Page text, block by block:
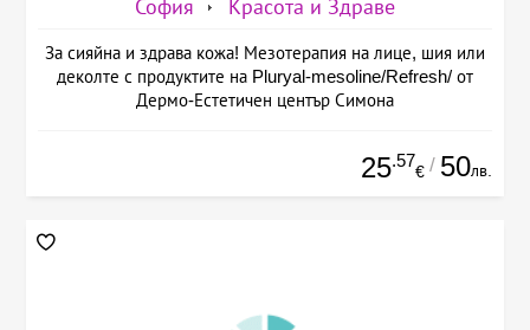
София Красота и Здраве
За сияйна и здрава кожа! Мезотерапия на лице, шия или
деколте с продуктите на Pluryal-mesoline/Refresh/ от
Дермо-Естетичен център Симона
25.57
€ / 50лв.